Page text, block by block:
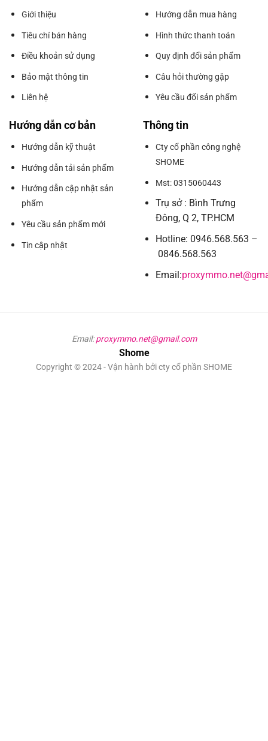
Giới thiệu
Tiêu chí bán hàng
Điều khoản sử dụng
Bảo mật thông tin
Liên hệ
Hướng dẫn mua hàng
Hình thức thanh toán
Quy định đổi sản phẩm
Câu hỏi thường gặp
Yêu cầu đổi sản phẩm
Hướng dẫn cơ bản
Hướng dẫn kỹ thuật
Hướng dẫn tải sản phẩm
Hướng dẫn cập nhật sản
phẩm
Yêu cầu sản phẩm mới
Tin cập nhật
Thông tin
Cty cổ phần công nghệ
SHOME
Mst: 0315060443
Trụ sở : Bình Trưng
Đông, Q 2, TP.HCM
Hotline: 0946.568.563 –
0846.568.563
Email:
Email:proxymmo.net@gmail.com
Shome
Copyright © 2024 - Vận hành bởi cty cổ phần SHOME